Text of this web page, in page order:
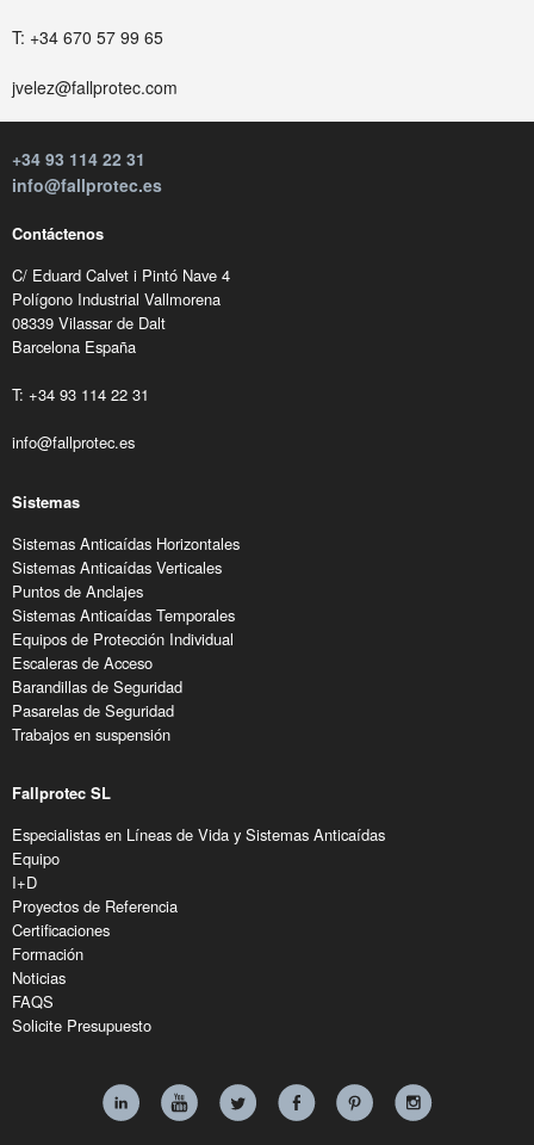
T: +34 670 57 99 65
jvelez@fallprotec.com
+34 93 114 22 31
info@fallprotec.es
Contáctenos
C/ Eduard Calvet i Pintó Nave 4
Polígono Industrial Vallmorena
08339 Vilassar de Dalt
Barcelona España
T: +34 93 114 22 31
info@fallprotec.es
Sistemas
Sistemas Anticaídas Horizontales
Sistemas Anticaídas Verticales
Puntos de Anclajes
Sistemas Anticaídas Temporales
Equipos de Protección Individual
Escaleras de Acceso
Barandillas de Seguridad
Pasarelas de Seguridad
Trabajos en suspensión
Fallprotec SL
Especialistas en Líneas de Vida y Sistemas Anticaídas
Equipo
I+D
Proyectos de Referencia
Certificaciones
Formación
Noticias
FAQS
Solicite Presupuesto